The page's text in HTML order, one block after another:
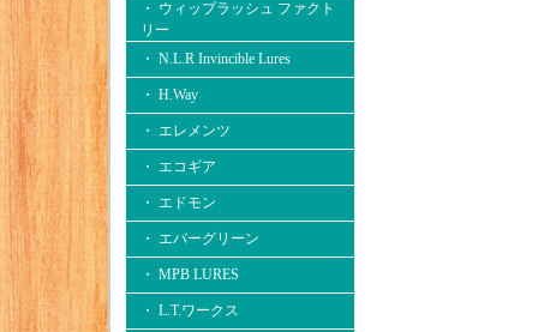
・ ウィップラッシュ ファクト
リー
・ N.L.R Invincible Lures
・ H.Way
・ エレメンツ
・ エコギア
・ エドモン
・ エバーグリーン
・ MPB LURES
・ L.T.ワークス